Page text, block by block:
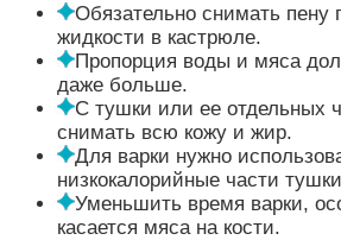
Обязательно снимать пену
жидкости в кастрюле.
Пропорция воды и мяса
даже больше.
С тушки или ее отдельных
снимать всю кожу и жир.
Для варки нужно
низкокалорийные части
Уменьшить время варки,
касается мяса на кости.